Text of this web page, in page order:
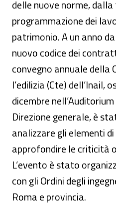
delle nuove norme,
programmazione dei
patrimonio. A un anno
nuovo codice dei
convegno annuale della
l’edilizia (Cte) dell’Inail,
dicembre
Direzione generale, è
analizzare gli elementi
approfondire le criticità
L’evento è stato
con gli Ordini degli
Roma e provincia.